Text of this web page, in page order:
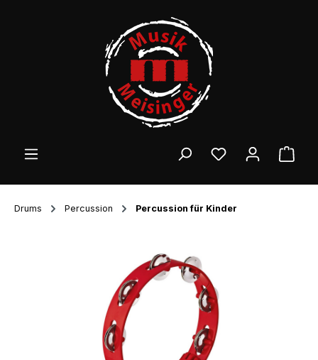
Drums Percussion Percussion für Kinder